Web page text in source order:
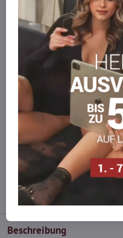
Ware auf Lager
Wir versenden sofort
Werden Sie Teil
Werden Sie Teil von
Mitgliedervorteilbei
Der Vorteil wird
Möchten Sie
auf Lager haben?
Zögern Sie nicht, uns zu
wieder auf!
info​@everlady​.eu
Beschreibung